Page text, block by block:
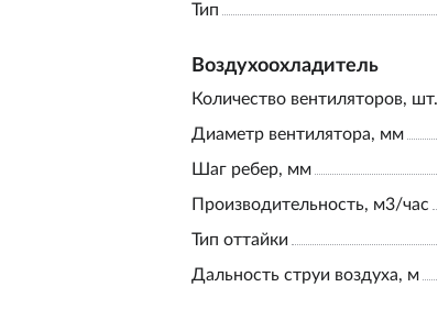
Тип
Воздухоохладитель
Количество вентиляторов, шт.
Диаметр вентилятора, мм
Шаг ребер, мм
Производительность, м3/час
Тип оттайки
Дальность струи воздуха, м